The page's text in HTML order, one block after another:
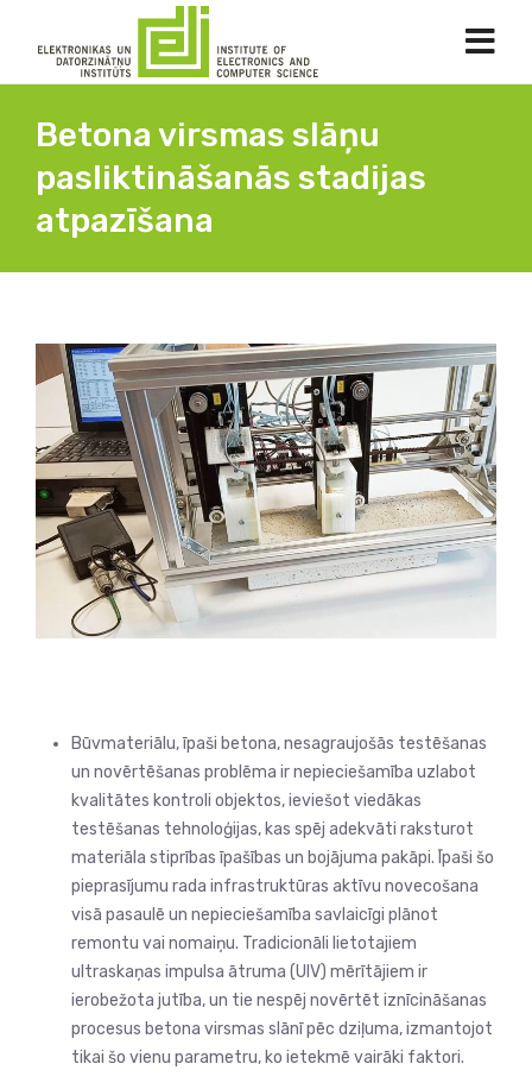
Betona virsmas slāņu
pasliktināšanās stadijas
atpazīšana
Būvmateriālu, īpaši betona, nesagraujošās testēšanas
un novērtēšanas problēma ir nepieciešamība uzlabot
kvalitātes kontroli objektos, ieviešot viedākas
testēšanas tehnoloģijas, kas spēj adekvāti raksturot
materiāla stiprības īpašības un bojājuma pakāpi. Īpaši šo
pieprasījumu rada infrastruktūras aktīvu novecošana
visā pasaulē un nepieciešamība savlaicīgi plānot
remontu vai nomaiņu. Tradicionāli lietotajiem
ultraskaņas impulsa ātruma (UIV) mērītājiem ir
ierobežota jutība, un tie nespēj novērtēt iznīcināšanas
procesus betona virsmas slānī pēc dziļuma, izmantojot
tikai šo vienu parametru, ko ietekmē vairāki faktori.